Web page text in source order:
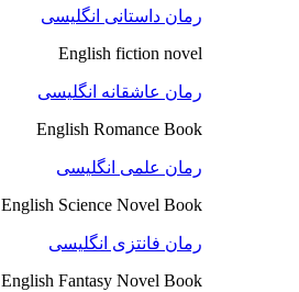
رمان داستانی انگلیسی
English fiction novel
رمان عاشقانه انگلیسی
English Romance Book
رمان علمی انگلیسی
English Science Novel Book
رمان فانتزی انگلیسی
English Fantasy Novel Book